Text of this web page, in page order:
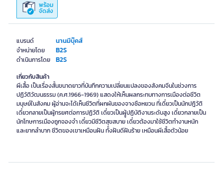
แบรนด์ นานมีบุ๊คส์
จำหน่ายโดย B2S
ดำเนินการโดย B2S
พร้อม
จัดส่ง
เกี่ยวกับสินค้า
ผีเสื้อ เป็นเรื่องสั้นขนาดยาวที่บันทึกความเปลี่ยนแปลงของสังคมจีนในช่วงการ
ปฏิวัติวัฒนธรรม (ค.ศ.1966-1969) แสดงให้เห็นผลกระทบทางการเมืองต่อชีวิต
มนุษย์ในสังคม ผู้อ่านจะได้เห็นชีวิตที่ผกผันของจางซือหยวน ที่เดี๋ยวเป็นนักปฎิวัติ
เดี๋ยวกลายเป็นผู้ทรยศต่อการปฏิวัติ เดี๋ยวเป็นผูู้ปฏิบัติงานระดับสูง เดี๋ยวกลายเป็น
นักโทษการเมืองถูกจองจำ เดี๋ยวมีชีวิตสุขสบาย เดี๋ยวต้องมาใช้ชีวิตทำงานหนัก
และยากลำบาก ชีวิตของเขาเหมือนฝัน ทั้งฝันดีฝันร้าย เหมือนผีเสื้อตัวน้อย